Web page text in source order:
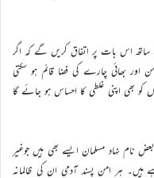
اس بات پر اتفاق کریں گے کہ اگر
اور بھائی چارے کی فضا قائم ہو سکتی
کو بھی اپنی غلطی کا احساس ہو جائے گا
نام نہاد مسلمان ایسے بھی ہیں جوغیر
ہیں۔ ہر امن پسند آدمی ان کی ظالمانہ